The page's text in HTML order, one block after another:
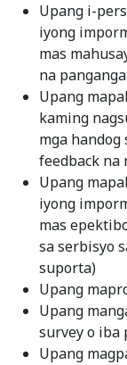
Upang i-
iyong
mas
na
Upang
kaming
mga
feedback na
Upang
iyong
mas
sa serbisyo
suporta)
Upang
Upang
survey o iba
Upang